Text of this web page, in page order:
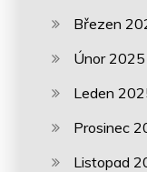
Březen
Únor 2025
Leden
Prosinec
Listopad